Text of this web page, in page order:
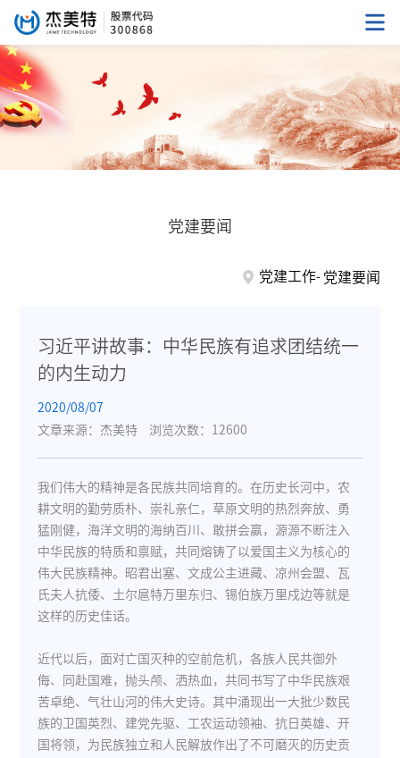
党建要闻
党建工作 党建要闻
习近平讲故事：中华民族有追求团结统一
的内生动力
2020/08/07
文章来源：杰美特
浏览次数：12600
我们伟大的精神是各民族共同培育的。在历史长河中，农
耕文明的勤劳质朴、崇礼亲仁，草原文明的热烈奔放、勇
猛刚健，海洋文明的海纳百川、敢拼会赢，源源不断注入
中华民族的特质和禀赋，共同熔铸了以爱国主义为核心的
伟大民族精神。昭君出塞、文成公主进藏、凉州会盟、瓦
氏夫人抗倭、土尔扈特万里东归、锡伯族万里戍边等就是
这样的历史佳话。
近代以后，面对亡国灭种的空前危机，各族人民共御外
侮、同赴国难，抛头颅、洒热血，共同书写了中华民族艰
苦卓绝、气壮山河的伟大史诗。其中涌现出一大批少数民
族的卫国英烈、建党先驱、工农运动领袖、抗日英雄、开
国将领，为民族独立和人民解放作出了不可磨灭的历史贡